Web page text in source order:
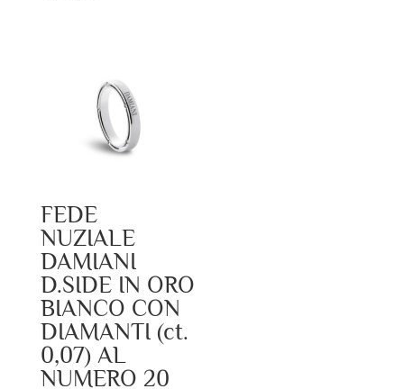
FEDE
NUZIALE
DAMIANI
D.SIDE IN ORO
BIANCO CON
DIAMANTI (ct.
0,07) AL
NUMERO 20